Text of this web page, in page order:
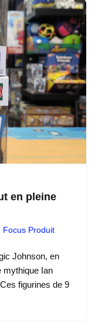
en pleine
Focus Produit
Johnson, en
mythique Ian
figurines de 9